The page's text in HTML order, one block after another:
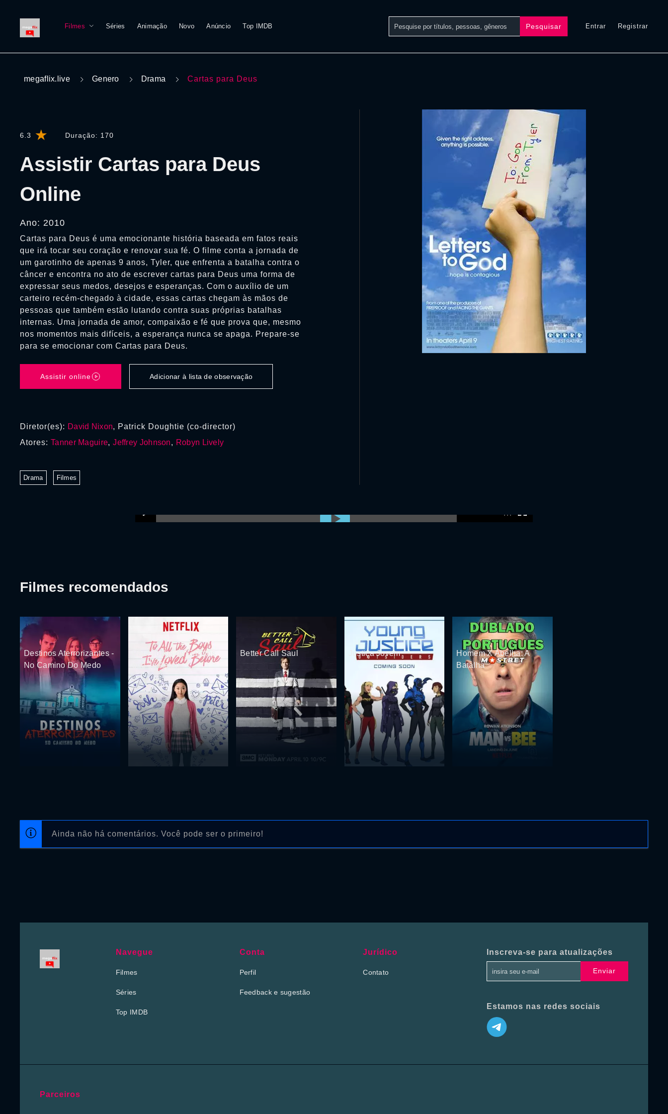
Filmes Séries Animação Novo Anúncio Top IMDB Pesquisar Entrar Registrar
megaflix.live Genero Drama Cartas para Deus
6.3 Duração: 170
Assistir Cartas para Deus
Online
Ano: 2010
Cartas para Deus é uma emocionante história baseada em fatos reais
que irá tocar seu coração e renovar sua fé. O filme conta a jornada de
um garotinho de apenas 9 anos, Tyler, que enfrenta a batalha contra o
câncer e encontra no ato de escrever cartas para Deus uma forma de
expressar seus medos, desejos e esperanças. Com o auxílio de um
carteiro recém-chegado à cidade, essas cartas chegam às mãos de
pessoas que também estão lutando contra suas próprias batalhas
internas. Uma jornada de amor, compaixão e fé que prova que, mesmo
nos momentos mais difíceis, a esperança nunca se apaga. Prepare-se
para se emocionar com Cartas para Deus.
Assistir online Adicionar à lista de observação
Diretor(es): David Nixon, Patrick Doughtie (co-director)
Atores: Tanner Maguire,Jeffrey Johnson, Robyn Lively
Drama Filmes
Ainda não há comentários. Você pode ser o primeiro!
Filmes recomendados
Destinos Aterrorizantes -
No Camino Do Medo
Para Todos os Garotos
que Já Amei
Better Call Saul Justiça Jovem
Homem X Abelha: A
Batalha
Navegue
Filmes
Séries
Top IMDB
Conta
Perfil
Feedback e sugestão
Jurídico
Contato
Inscreva-se para atualizações
Enviar
Estamos nas redes sociais
Parceiros